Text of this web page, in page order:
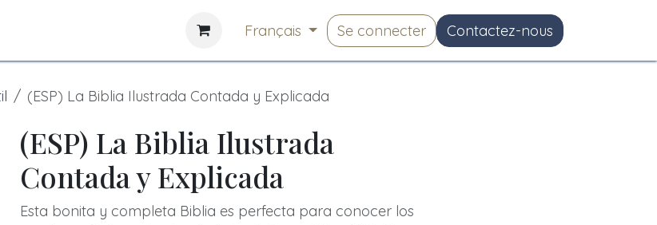
Français Se connecter Contactez-nous
(ESP) La Biblia Ilustrada Contada y Explicada
(ESP) La Biblia Ilustrada
Contada y Explicada
Esta bonita y completa Biblia es perfecta para conocer los